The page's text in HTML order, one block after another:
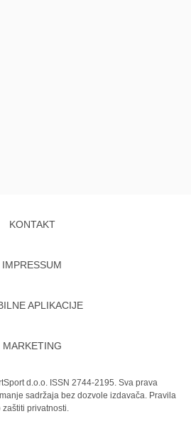
KONTAKT
IMPRESSUM
APLIKACIJE
MARKETING
d.o.o. ISSN 2744-2195. Sva prava
sadržaja bez dozvole izdavača. Pravila
zaštiti privatnosti.